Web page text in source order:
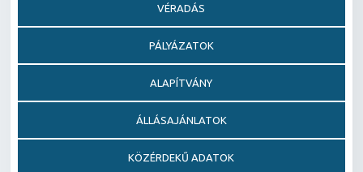
VÉRADÁS
PÁLYÁZATOK
ALAPÍTVÁNY
ÁLLÁSAJÁNLATOK
KÖZÉRDEKŰ ADATOK